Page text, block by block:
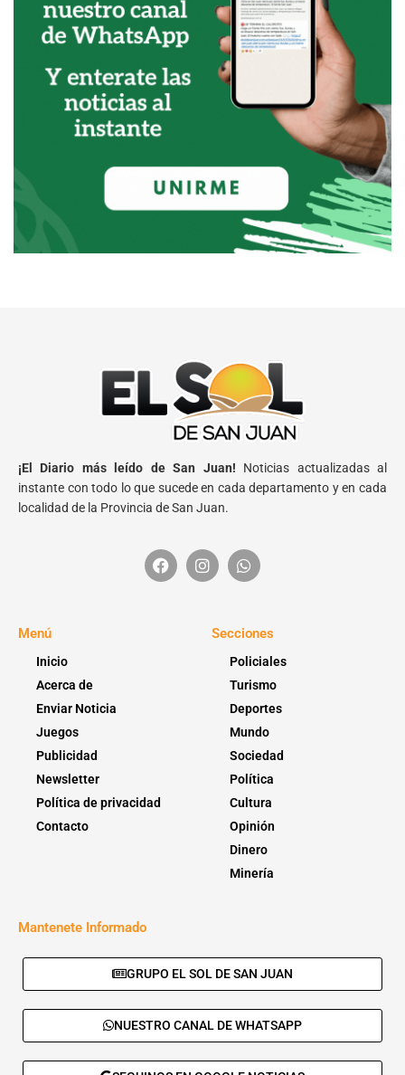
¡El Diario más leído de San Juan! Noticias actualizadas al
instante con todo lo que sucede en cada departamento y en cada
localidad de la Provincia de San Juan.
Menú
Inicio
Acerca de
Enviar Noticia
Juegos
Publicidad
Newsletter
Política de privacidad
Contacto
Secciones
Policiales
Turismo
Deportes
Mundo
Sociedad
Política
Cultura
Opinión
Dinero
Minería
Mantenete Informado
GRUPO EL SOL DE SAN JUAN
NUESTRO CANAL DE WHATSAPP